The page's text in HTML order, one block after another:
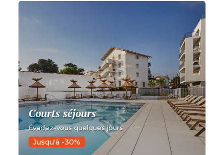
Courts séjours
Évadez-vous quelques jours
Jusqu'à -30%